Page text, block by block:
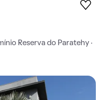
Reserva do Paratehy ·